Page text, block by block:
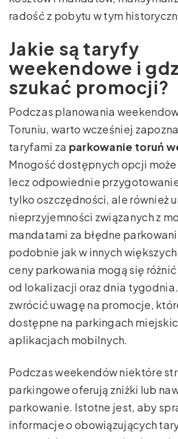
radość z pobytu w tym
Jakie są taryfy
weekendowe i
szukać promocji?
Podczas planowania
Toruniu, warto wcześniej
taryfami za parkowanie toruń
Mnogość dostępnych opcji
lecz odpowiednie
tylko oszczędności, ale również
nieprzyjemności związanych z
mandatami za błędne
podobnie jak w innych
ceny parkowania mogą się
od lokalizacji oraz dnia
zwrócić uwagę na promocje,
dostępne na parkingach
aplikacjach mobilnych.
Podczas weekendów niektóre
parkingowe oferują zniżki lub
parkowanie. Istotne jest, aby
informacje o obowiązujących